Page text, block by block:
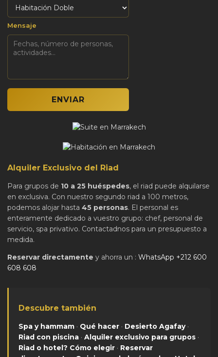
Mensaje
Alquiler Exclusivo del Riad
Para grupos de 10 a 25 huéspedes, el riad puede alquilarse
en exclusiva. Con nuestro segundo riad a 100 metros,
podemos alojar hasta 45 personas. El personal es
enteramente dedicado a vuestro grupo: chef, personal de
servicio, spa privativo. Contactadnos para un presupuesto a
medida.
Reservar directamente y ahorra un : WhatsApp +212 600
608 608
Descubre también
Spa y hammam · Qué hacer · Desierto Agafay·
Riad con piscina · Alquiler exclusivo para grupos ·
Riad o hotel? Cómo elegir · Reservar